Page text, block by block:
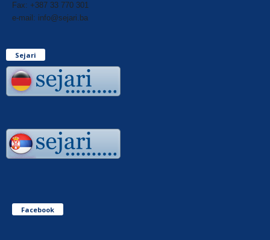
Fax: +387 33 770 301
e-mail: info@sejari.ba
Sejari
Facebook